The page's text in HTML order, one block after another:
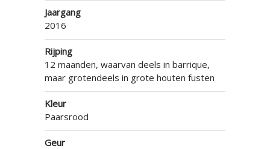
Jaargang
2016
Rijping
12 maanden, waarvan deels in barrique,
maar grotendeels in grote houten fusten
Kleur
Paarsrood
Geur